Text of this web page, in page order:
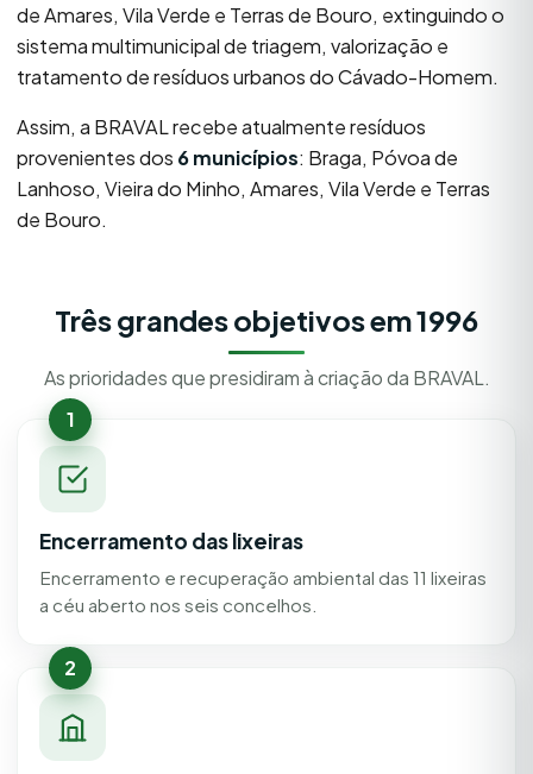
de Amares, Vila Verde e Terras de Bouro, extinguindo o
sistema multimunicipal de triagem, valorização e
tratamento de resíduos urbanos do Cávado-Homem.
Assim, a BRAVAL recebe atualmente resíduos
provenientes dos 6 municípios: Braga, Póvoa de
Lanhoso, Vieira do Minho, Amares, Vila Verde e Terras
de Bouro.
Três grandes objetivos em 1996
As prioridades que presidiram à criação da BRAVAL.
1
Encerramento das lixeiras
Encerramento e recuperação ambiental das 11 lixeiras
a céu aberto nos seis concelhos.
2